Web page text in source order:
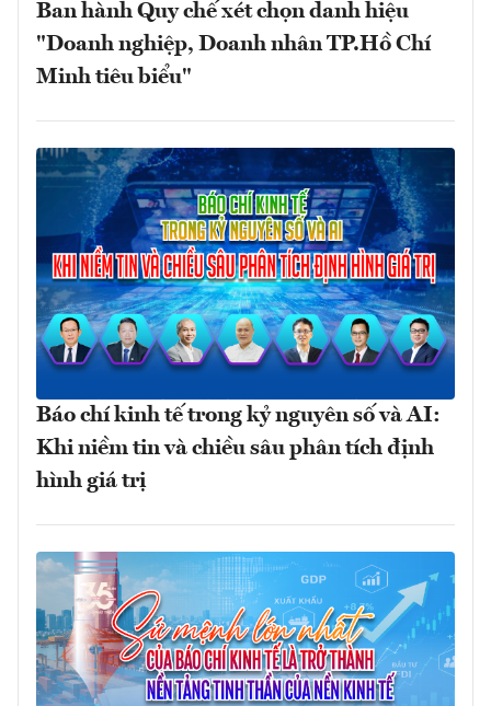
Ban hành Quy chế xét chọn danh hiệu
"Doanh nghiệp, Doanh nhân TP.Hồ Chí
Minh tiêu biểu"
Báo chí kinh tế trong kỷ nguyên số và AI:
Khi niềm tin và chiều sâu phân tích định
hình giá trị